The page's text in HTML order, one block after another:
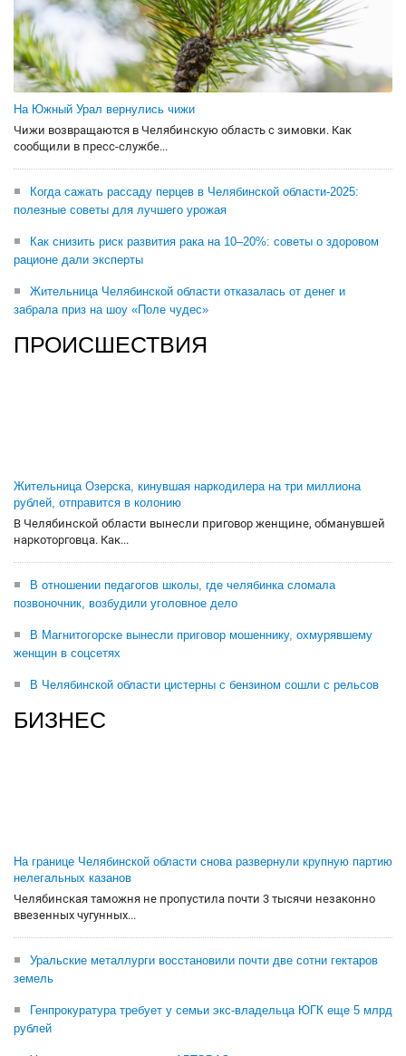
На Южный Урал вернулись чижи
Чижи возвращаются в Челябинскую область с зимовки. Как
сообщили в пресс-службе...
Когда сажать рассаду перцев в Челябинской области-2025:
полезные советы для лучшего урожая
Как снизить риск развития рака на 10–20%: советы о здоровом
рационе дали эксперты
Жительница Челябинской области отказалась от денег и
забрала приз на шоу «Поле чудес»
ПРОИСШЕСТВИЯ
Жительница Озерска, кинувшая наркодилера на три миллиона
рублей, отправится в колонию
В Челябинской области вынесли приговор женщине, обманувшей
наркоторговца. Как...
В отношении педагогов школы, где челябинка сломала
позвоночник, возбудили уголовное дело
В Магнитогорске вынесли приговор мошеннику, охмурявшему
женщин в соцсетях
В Челябинской области цистерны с бензином сошли с рельсов
БИЗНЕС
На границе Челябинской области снова развернули крупную партию
нелегальных казанов
Челябинская таможня не пропустила почти 3 тысячи незаконно
ввезенных чугунных...
Уральские металлурги восстановили почти две сотни гектаров
земель
Генпрокуратура требует у семьи экс-владельца ЮГК еще 5 млрд
рублей